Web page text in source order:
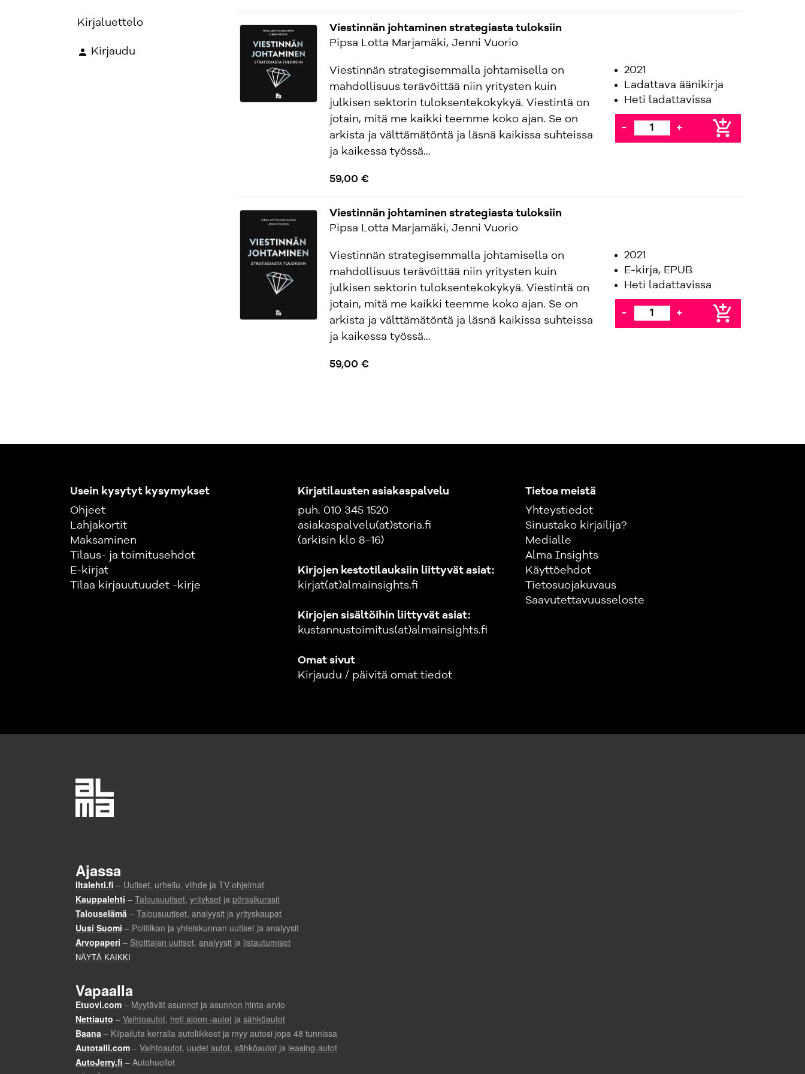
Kirjaluettelo
Kirjaudu
Viestinnän johtaminen strategiasta tuloksiin
Pipsa Lotta Marjamäki, Jenni Vuorio
Viestinnän strategisemmalla johtamisella on
mahdollisuus terävöittää niin yritysten kuin
julkisen sektorin tuloksentekokykyä. Viestintä on
jotain, mitä me kaikki teemme koko ajan. Se on
arkista ja välttämätöntä ja läsnä kaikissa suhteissa
ja kaikessa työssä...
59,00 €
2021
Ladattava äänikirja
Heti ladattavissa
- + add_shopping_cart
Viestinnän johtaminen strategiasta tuloksiin
Pipsa Lotta Marjamäki, Jenni Vuorio
Viestinnän strategisemmalla johtamisella on
mahdollisuus terävöittää niin yritysten kuin
julkisen sektorin tuloksentekokykyä. Viestintä on
jotain, mitä me kaikki teemme koko ajan. Se on
arkista ja välttämätöntä ja läsnä kaikissa suhteissa
ja kaikessa työssä...
59,00 €
2021
E-kirja, EPUB
Heti ladattavissa
- + add_shopping_cart
Usein kysytyt kysymykset
Ohjeet
Lahjakortit
Maksaminen
Tilaus- ja toimitusehdot
E-kirjat
Tilaa kirjauutuudet -kirje
Kirjatilausten asiakaspalvelu
puh. 010 345 1520
asiakaspalvelu(at)storia.fi
(arkisin klo 8–16)
Kirjojen kestotilauksiin liittyvät asiat:
kirjat(at)almainsights.fi
Kirjojen sisältöihin liittyvät asiat:
kustannustoimitus(at)almainsights.fi
Omat sivut
Kirjaudu / päivitä omat tiedot
Tietoa meistä
Yhteystiedot
Sinustako kirjailija?
Medialle
Alma Insights
Käyttöehdot
Tietosuojakuvaus
Saavutettavuusseloste